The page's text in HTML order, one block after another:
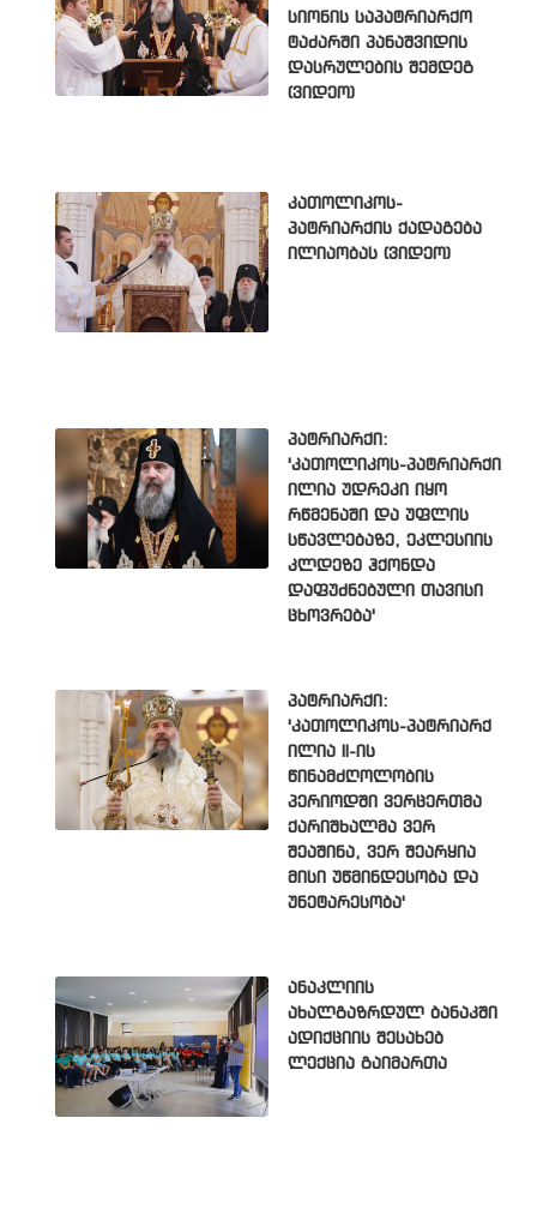
სიონის საპატრიარქო
ტაძარში პანაშვიდის
დასრულების შემდეგ
(ვიდეო)
კათოლიკოს-
პატრიარქის ქადაგება
ილიაობას (ვიდეო)
პატრიარქი:
'კათოლიკოს-პატრიარქი
ილია უდრეკი იყო
რწმენაში და უფლის
სწავლებაზე, ეკლესიის
კლდეზე ჰქონდა
დაფუძნებული თავისი
ცხოვრება'
პატრიარქი:
'კათოლიკოს-პატრიარქ
ილია II-ის
წინამძღოლობის
პერიოდში ვერცერთმა
ქარიშხალმა ვერ
შეაშინა, ვერ შეარყია
მისი უწმინდესობა და
უნეტარესობა'
ანაკლიის
ახალგაზრდულ ბანაკში
ადიქციის შესახებ
ლექცია გაიმართა